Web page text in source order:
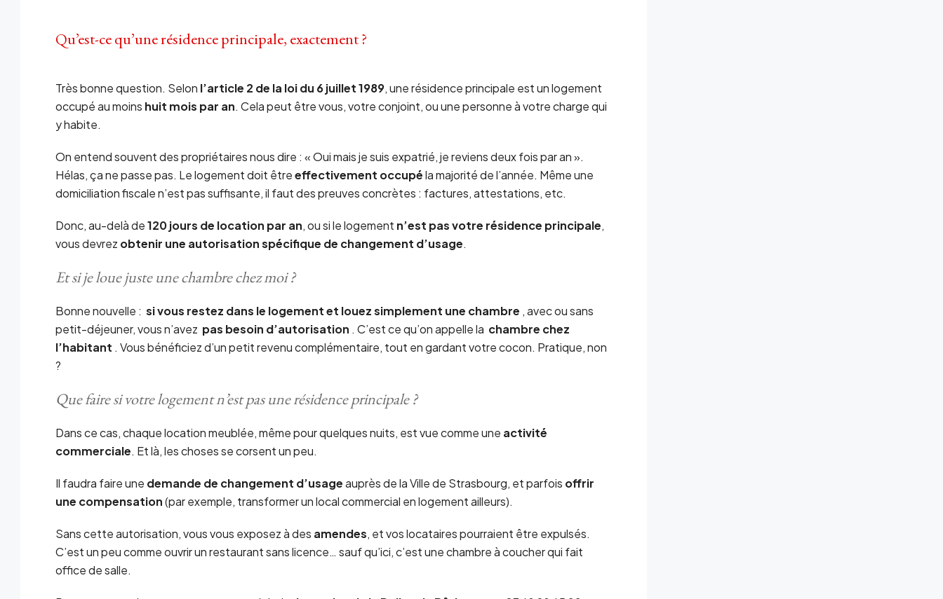
Qu’est-ce qu’une résidence principale, exactement ?
Très bonne question. Selon l’article 2 de la loi du 6 juillet 1989, une résidence principale est un logement
occupé au moins huit mois par an. Cela peut être vous, votre conjoint, ou une personne à votre charge qui
y habite.
On entend souvent des propriétaires nous dire : « Oui mais je suis expatrié, je reviens deux fois par an ».
Hélas, ça ne passe pas. Le logement doit êtreeffectivement occupéla majorité de l’année. Même une
domiciliation fiscale n’est pas suffisante, il faut des preuves concrètes : factures, attestations, etc.
Donc, au-delà de120 jours de location par an, ou si le logement n’est pas votre résidence principale,
vous devrez obtenir une autorisation spécifique de changement d’usage.
Et si je loue juste une chambre chez moi ?
Bonne nouvelle : si vous restez dans le logement et louez simplement une chambre , avec ou sans
petit-déjeuner, vous n’avez pas besoin d’autorisation . C’est ce qu’on appelle la chambre chez
l’habitant . Vous bénéficiez d’un petit revenu complémentaire, tout en gardant votre cocon. Pratique, non
?
Que faire si votre logement n’est pas une résidence principale ?
Dans ce cas, chaque location meublée, même pour quelques nuits, est vue comme une activité
commerciale. Et là, les choses se corsent un peu.
Il faudra faire une demande de changement d’usageauprès de la Ville de Strasbourg, et parfois offrir
une compensation(par exemple, transformer un local commercial en logement ailleurs).
Sans cette autorisation, vous vous exposez à des amendes, et vos locataires pourraient être expulsés.
C’est un peu comme ouvrir un restaurant sans licence… sauf qu’ici, c’est une chambre à coucher qui fait
office de salle.